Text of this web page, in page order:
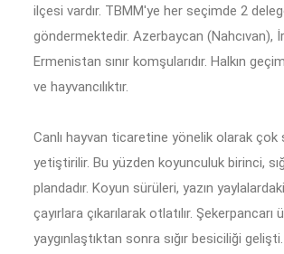
ilçesi vardır. TBMM'ye her seçimde 2
göndermektedir. Azerbaycan (Nahcıvan),
Ermenistan sınır komşularıdır. Halkın
ve hayvancılıktır.
Canlı hayvan ticaretine yönelik olarak çok
yetiştirilir. Bu yüzden koyunculuk birinci,
plandadır. Koyun sürüleri, yazın
çayırlara çıkarılarak otlatılır. Şekerpancarı
yaygınlaştıktan sonra sığır besiciliği